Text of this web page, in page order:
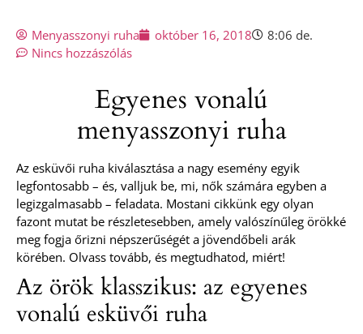
Menyasszonyi ruha október 16, 2018
8:06 de.
Nincs hozzászólás
Egyenes vonalú
menyasszonyi ruha
Az esküvői ruha kiválasztása a nagy esemény egyik
legfontosabb – és, valljuk be, mi, nők számára egyben a
legizgalmasabb – feladata. Mostani cikkünk egy olyan
fazont mutat be részletesebben, amely valószínűleg örökké
meg fogja őrizni népszerűségét a jövendőbeli arák
körében. Olvass tovább, és megtudhatod, miért!
Az örök klasszikus: az egyenes
vonalú esküvői ruha